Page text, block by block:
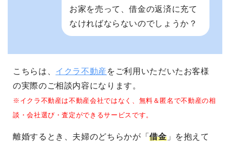
お家を売って、借金の返済に充て
なければならないのでしょうか？
こちらは、 イクラ不動産 をご利用いただいたお客様
の実際のご相談内容になります。
※イクラ不動産は不動産会社ではなく、無料＆匿名で不動産の相
談・会社選び・査定ができるサービスです。
離婚するとき、夫婦のどちらかが「借金」を抱えて